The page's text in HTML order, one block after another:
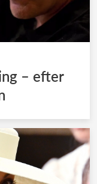
– efter